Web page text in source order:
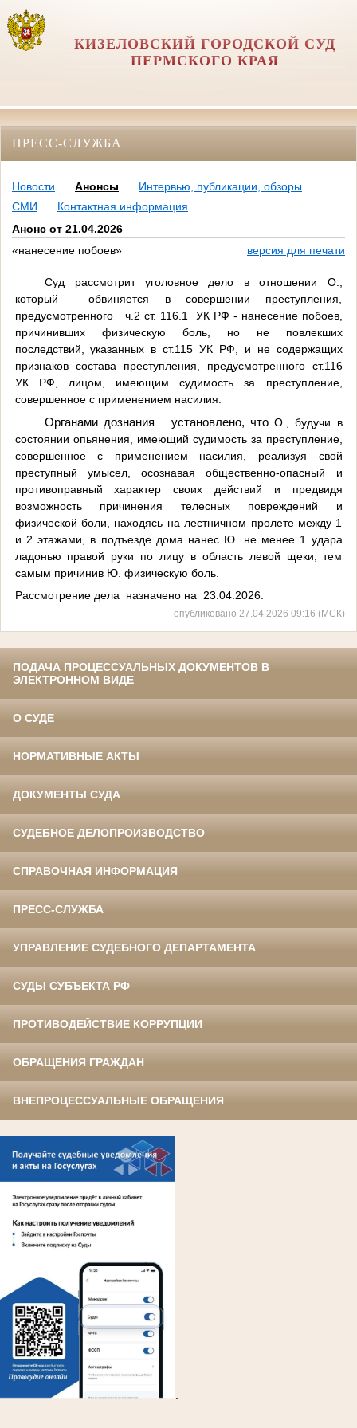
КИЗЕЛОВСКИЙ ГОРОДСКОЙ СУД
ПЕРМСКОГО КРАЯ
ПРЕСС-СЛУЖБА
Новости Анонсы
Интервью, публикации, обзоры
СМИ
Контактная информация
Анонс от 21.04.2026
«нанесение побоев»
версия для печати
Суд рассмотрит уголовное дело в отношении О.,
который обвиняется в совершении преступления,
предусмотренного ч.2 ст. 116.1 УК РФ - нанесение побоев,
причинивших физическую боль, но не повлекших
последствий, указанных в ст.115 УК РФ, и не содержащих
признаков состава преступления, предусмотренного ст.116
УК РФ, лицом, имеющим судимость за преступление,
совершенное с применением насилия.
Органами дознания установлено, что О., будучи в
состоянии опьянения, имеющий судимость за преступление,
совершенное с применением насилия, реализуя свой
преступный умысел, осознавая общественно-опасный и
противоправный характер своих действий и предвидя
возможность причинения телесных повреждений и
физической боли, находясь на лестничном пролете между 1
и 2 этажами, в подъезде дома нанес Ю. не менее 1 удара
ладонью правой руки по лицу в область левой щеки, тем
самым причинив Ю. физическую боль.
Рассмотрение дела назначено на 23.04.2026.
опубликовано 27.04.2026 09:16 (МСК)
ПОДАЧА ПРОЦЕССУАЛЬНЫХ ДОКУМЕНТОВ В
ЭЛЕКТРОННОМ ВИДЕ
О СУДЕ
НОРМАТИВНЫЕ АКТЫ
ДОКУМЕНТЫ СУДА
СУДЕБНОЕ ДЕЛОПРОИЗВОДСТВО
СПРАВОЧНАЯ ИНФОРМАЦИЯ
ПРЕСС-СЛУЖБА
УПРАВЛЕНИЕ СУДЕБНОГО ДЕПАРТАМЕНТА
СУДЫ СУБЪЕКТА РФ
ПРОТИВОДЕЙСТВИЕ КОРРУПЦИИ
ОБРАЩЕНИЯ ГРАЖДАН
ВНЕПРОЦЕССУАЛЬНЫЕ ОБРАЩЕНИЯ